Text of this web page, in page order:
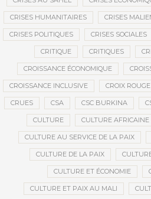
CRISES HUMANITAIRES CRISES
CRISES POLITIQUES CRISES SOCIALES
CRITIQUE CRITIQUES
CROISSANCE ÉCONOMIQUE
CROISSANCE INCLUSIVE CROIX ROUGE
CRUES CSA CSC BURKINA
CULTURE CULTURE AFRICAINE
CULTURE AU SERVICE DE LA PAIX
CULTURE DE LA PAIX
CULTURE ET ÉCONOMIE
CULTURE ET PAIX AU MALI